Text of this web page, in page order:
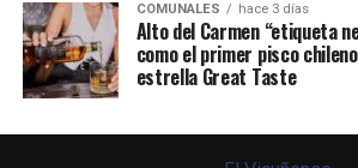
COMUNALES hace 3 días
Alto del Carmen “etiqueta
como el primer pisco
estrella Great Taste